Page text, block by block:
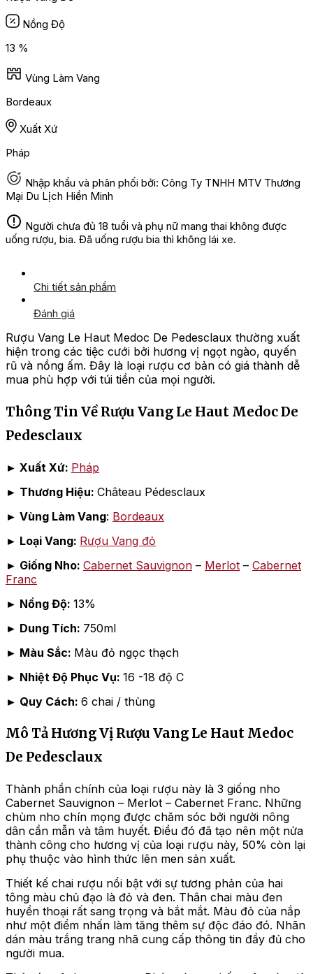
Nồng Độ
13 %
Vùng Làm Vang
Bordeaux
Xuất Xứ
Pháp
Nhập khẩu và phân phối bởi: Công Ty TNHH MTV Thương
Mại Du Lịch Hiền Minh
Người chưa đủ 18 tuổi và phụ nữ mang thai không được
uống rượu, bia. Đã uống rượu bia thì không lái xe.
Chi tiết sản phẩm
Đánh giá
Rượu Vang Le Haut Medoc De Pedesclaux thường xuất
hiện trong các tiệc cưới bởi hương vị ngọt ngào, quyến
rũ và nồng ấm. Đây là loại rượu cơ bản có giá thành dễ
mua phù hợp với túi tiền của mọi người.
Thông Tin Về Rượu Vang Le Haut Medoc De
Pedesclaux
► Xuất Xứ: Pháp
► Thương Hiệu: Château Pédesclaux
► Vùng Làm Vang: Bordeaux
► Loại Vang: Rượu Vang đỏ
► Giống Nho: Cabernet Sauvignon – Merlot – Cabernet
Franc
► Nồng Độ: 13%
► Dung Tích: 750ml
► Màu Sắc: Màu đỏ ngọc thạch
► Nhiệt Độ Phục Vụ: 16 -18 độ C
► Quy Cách: 6 chai / thùng
Mô Tả Hương Vị Rượu Vang Le Haut Medoc
De Pedesclaux
Thành phần chính của loại rượu này là 3 giống nho
Cabernet Sauvignon – Merlot – Cabernet Franc. Những
chùm nho chín mọng được chăm sóc bởi người nông
dân cần mẫn và tâm huyết. Điều đó đã tạo nên một nửa
thành công cho hương vị của loại rượu này, 50% còn lại
phụ thuộc vào hình thức lên men sản xuất.
Thiết kế chai rượu nổi bật với sự tương phản của hai
tông màu chủ đạo là đỏ và đen. Thân chai màu đen
huyền thoại rất sang trọng và bắt mắt. Màu đỏ của nắp
như một điểm nhấn làm tăng thêm sự độc đáo đó. Nhãn
dán màu trắng trang nhã cung cấp thông tin đầy đủ cho
người mua.